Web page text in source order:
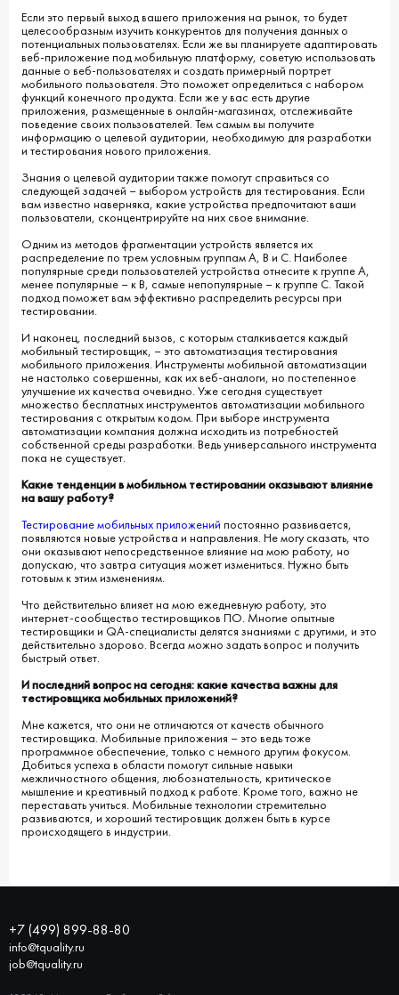
Если это первый выход вашего приложения на рынок, то будет
целесообразным изучить конкурентов для получения данных о
потенциальных пользователях. Если же вы планируете адаптировать
веб-приложение под мобильную платформу, советую использовать
данные о веб-пользователях и создать примерный портрет
мобильного пользователя. Это поможет определиться с набором
функций конечного продукта. Если же у вас есть другие
приложения, размещенные в онлайн-магазинах, отслеживайте
поведение своих пользователей. Тем самым вы получите
информацию о целевой аудитории, необходимую для разработки
и тестирования нового приложения.
Знания о целевой аудитории также помогут справиться со
следующей задачей – выбором устройств для тестирования. Если
вам известно наверняка, какие устройства предпочитают ваши
пользователи, сконцентрируйте на них свое внимание.
Одним из методов фрагментации устройств является их
распределение по трем условным группам A, B и C. Наиболее
популярные среди пользователей устройства отнесите к группе A,
менее популярные – к B, самые непопулярные – к группе C. Такой
подход поможет вам эффективно распределить ресурсы при
тестировании.
И наконец, последний вызов, с которым сталкивается каждый
мобильный тестировщик, – это автоматизация тестирования
мобильного приложения. Инструменты мобильной автоматизации
не настолько совершенны, как их веб-аналоги, но постепенное
улучшение их качества очевидно. Уже сегодня существует
множество бесплатных инструментов автоматизации мобильного
тестирования с открытым кодом. При выборе инструмента
автоматизации компания должна исходить из потребностей
собственной среды разработки. Ведь универсального инструмента
пока не существует.
Какие тенденции в мобильном тестировании оказывают влияние
на вашу работу?
Тестирование мобильных приложений постоянно развивается,
появляются новые устройства и направления. Не могу сказать, что
они оказывают непосредственное влияние на мою работу, но
допускаю, что завтра ситуация может измениться. Нужно быть
готовым к этим изменениям.
Что действительно влияет на мою ежедневную работу, это
интернет-сообщество тестировщиков ПО. Многие опытные
тестировщики и QA-специалисты делятся знаниями с другими, и это
действительно здорово. Всегда можно задать вопрос и получить
быстрый ответ.
И последний вопрос на сегодня: какие качества важны для
тестировщика мобильных приложений?
Мне кажется, что они не отличаются от качеств обычного
тестировщика. Мобильные приложения – это ведь тоже
программное обеспечение, только с немного другим фокусом.
Добиться успеха в области помогут сильные навыки
межличностного общения, любознательность, критическое
мышление и креативный подход к работе. Кроме того, важно не
переставать учиться. Мобильные технологии стремительно
развиваются, и хороший тестировщик должен быть в курсе
происходящего в индустрии.
+7 (499) 899-88-80
info@tquality.ru
job@tquality.ru